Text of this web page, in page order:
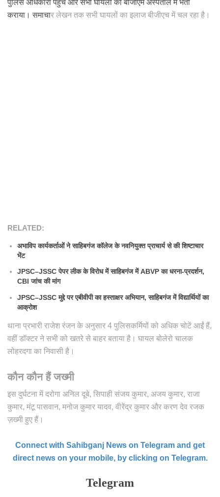
पुलिस अधिकारी पहुंचे और सभी घायलों को बीजीएम अस्पताल में भर्ती
कराया। समाचार लेखन तक सभी घायलों का इलाज बीजीएच में चल रहा है।
RELATED:
अभाविप कार्यकर्ताओं ने साहिबगंज कॉलेज के नवनियुक्त प्राचार्य से की शिष्टाचार
भेंट
JPSC–JSSC पेपर लीक के विरोध में साहिबगंज में ABVP का धरना-प्रदर्शन,
CBI जांच की मांग
JPSC–JSSC मुद्दे पर एबीवीपी का हस्ताक्षर अभियान, साहिबगंज में विद्यार्थियों का
आक्रोश
थाना प्रभारी राजेश रंजन के अनुसार 4 पुलिसकर्मियों को अधिक चोटें आईं हैं,
वहीं डॉक्टर ने सभी को खतरे से बाहर बताया है। घायल बोलेरो चालक
लोहरदगा का निवासी है।
कौन कौन हैं जख्मी
इस दुर्घटना में दरोगा अनिल दूबे, सिपाही संजय कुमार, अजय कुमार, राजा
कुमार, मंटू पासवान, मनोज कुमार यादव, वीरेंद्र कुमार और करण देव रजक
ज़ख्मी हुए हैं।
Connect with Sahibganj News on Telegram and get
direct news on your mobile, by clicking on Telegram.
Telegram